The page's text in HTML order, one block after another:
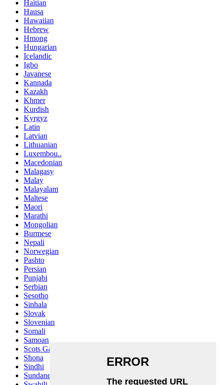
Haitian
Hausa
Hawaiian
Hebrew
Hmong
Hungarian
Icelandic
Igbo
Javanese
Kannada
Kazakh
Khmer
Kurdish
Kyrgyz
Latin
Latvian
Lithuanian
Luxembou..
Macedonian
Malagasy
Malay
Malayalam
Maltese
Maori
Marathi
Mongolian
Burmese
Nepali
Norwegian
Pashto
Persian
Punjabi
Serbian
Sesotho
Sinhala
Slovak
Slovenian
Somali
Samoan
Scots Gaelic
Shona
Sindhi
Sundanese